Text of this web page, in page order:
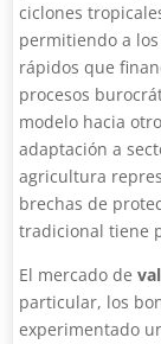
ciclones
permitiendo a
rápidos que
procesos
modelo hacia
adaptación a
agricultura
brechas de
tradicional tiene
El mercado de
particular, los
experimentado